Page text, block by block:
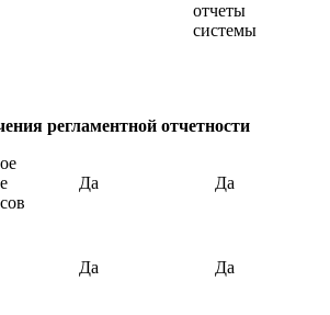
отчеты
системы
регламентной отчетности
Да Да
Да Да